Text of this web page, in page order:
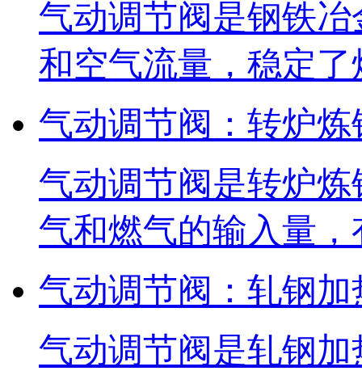
气动调节阀是钢铁
和空气流量，稳定
气动调节阀：转炉
气动调节阀是转炉
气和燃气的输入量
气动调节阀：轧钢
气动调节阀是轧钢